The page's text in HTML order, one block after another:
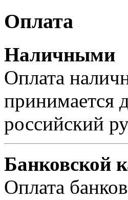
Оплата
Наличными
Оплата
принимается
российский
Банковской
Оплата